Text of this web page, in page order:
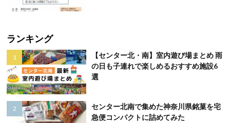
ランキング
【センター北・南】室内遊び場まとめ 雨
の日も子連れで楽しめるおすすめ施設6
選
センター北南で集めた神奈川県銘菓を宅
急便コンパクトに詰めてみた